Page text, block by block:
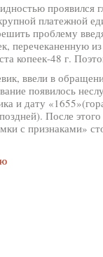
проявился
платежной
проблему
из
копеек-48 г.
ввели в
появилось
и дату
После
с признаками»